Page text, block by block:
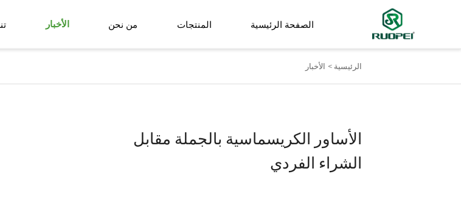
الصفحة الرئيسية المنتجات من نحن الأخبار
الرئيسية > الأخبار
الأساور الكريسماسية بالجملة مقابل
الشراء الفردي